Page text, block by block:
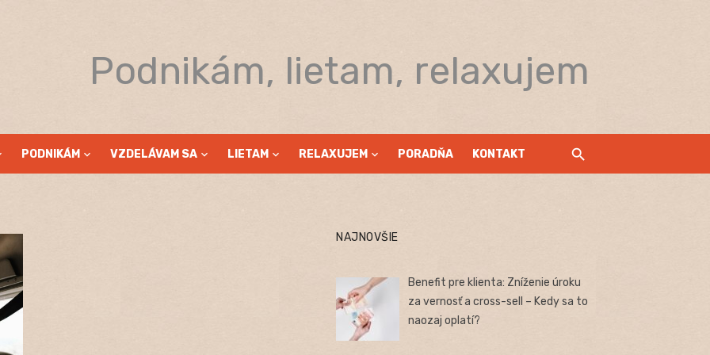
Podnikám, lietam, relaxujem
PODNIKÁM VZDELÁVAM SA LIETAM RELAXUJEM PORADŇA KONTAKT
NAJNOVŠIE
Benefit pre klienta: Zníženie úroku
za vernosť a cross-sell – Kedy sa to
naozaj oplatí?